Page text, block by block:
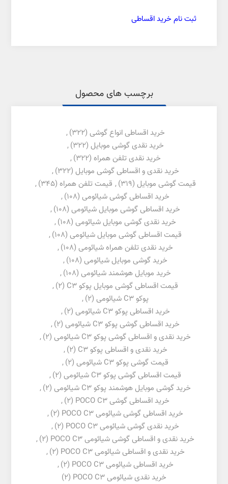
ثبت نام خرید اقساطی
برچسب های محصول
خرید اقساطی انواع گوشی (322)
,
خرید نقدی گوشی موبایل (322)
,
خرید نقدی تلفن همراه (322)
,
خرید نقدی و اقساطی گوشی موبایل (322)
,
قیمت گوشی موبایل (319)
, قیمت تلفن همراه (345)
,
خرید اقساطی گوشی شیائومی (108)
,
خرید اقساطی گوشی موبایل شیائومی (108)
,
خرید نقدی گوشی موبایل شیائومی (108)
,
قیمت اقساطی گوشی موبایل شیائومی (108)
,
خرید نقدی تلفن همراه شیائومی (108)
,
خرید گوشی موبایل شیائومی (108)
,
خرید موبایل هوشمند شیائومی (108)
,
قیمت اقساطی گوشی موبایل پوکو C3
(2)
,
پوکو C3 شیائومی
(2)
,
خرید اقساطی پوکو C3 شیائومی
(2)
,
خرید اقساطی گوشی پوکو C3 شیائومی
(2)
,
خرید نقدی و اقساطی گوشی پوکو C3 شیائومی
(2)
,
خرید نقدی و اقساطی پوکو C3
(2)
,
قیمت گوشی پوکو C3 شیائومی
(2)
,
قیمت اقساطی گوشی پوکو C3 شیائومی
(2)
,
خرید گوشی موبایل هوشمند پوکو C3 شیائومی
(2)
,
خرید اقساطی گوشی POCO C3
(2)
,
خرید اقساطی گوشی شیائومی POCO C3
(2)
,
خرید نقدی گوشی شیائومی POCO C3
(2)
,
خرید نقدی و اقساطی گوشی شیائومی POCO C3
(2)
,
خرید نقدی و اقساطی شیائومی POCO C3
(2)
,
خرید اقساطی شیائومی POCO C3
(2)
,
خرید نقدی شیائومی POCO C3
(2)